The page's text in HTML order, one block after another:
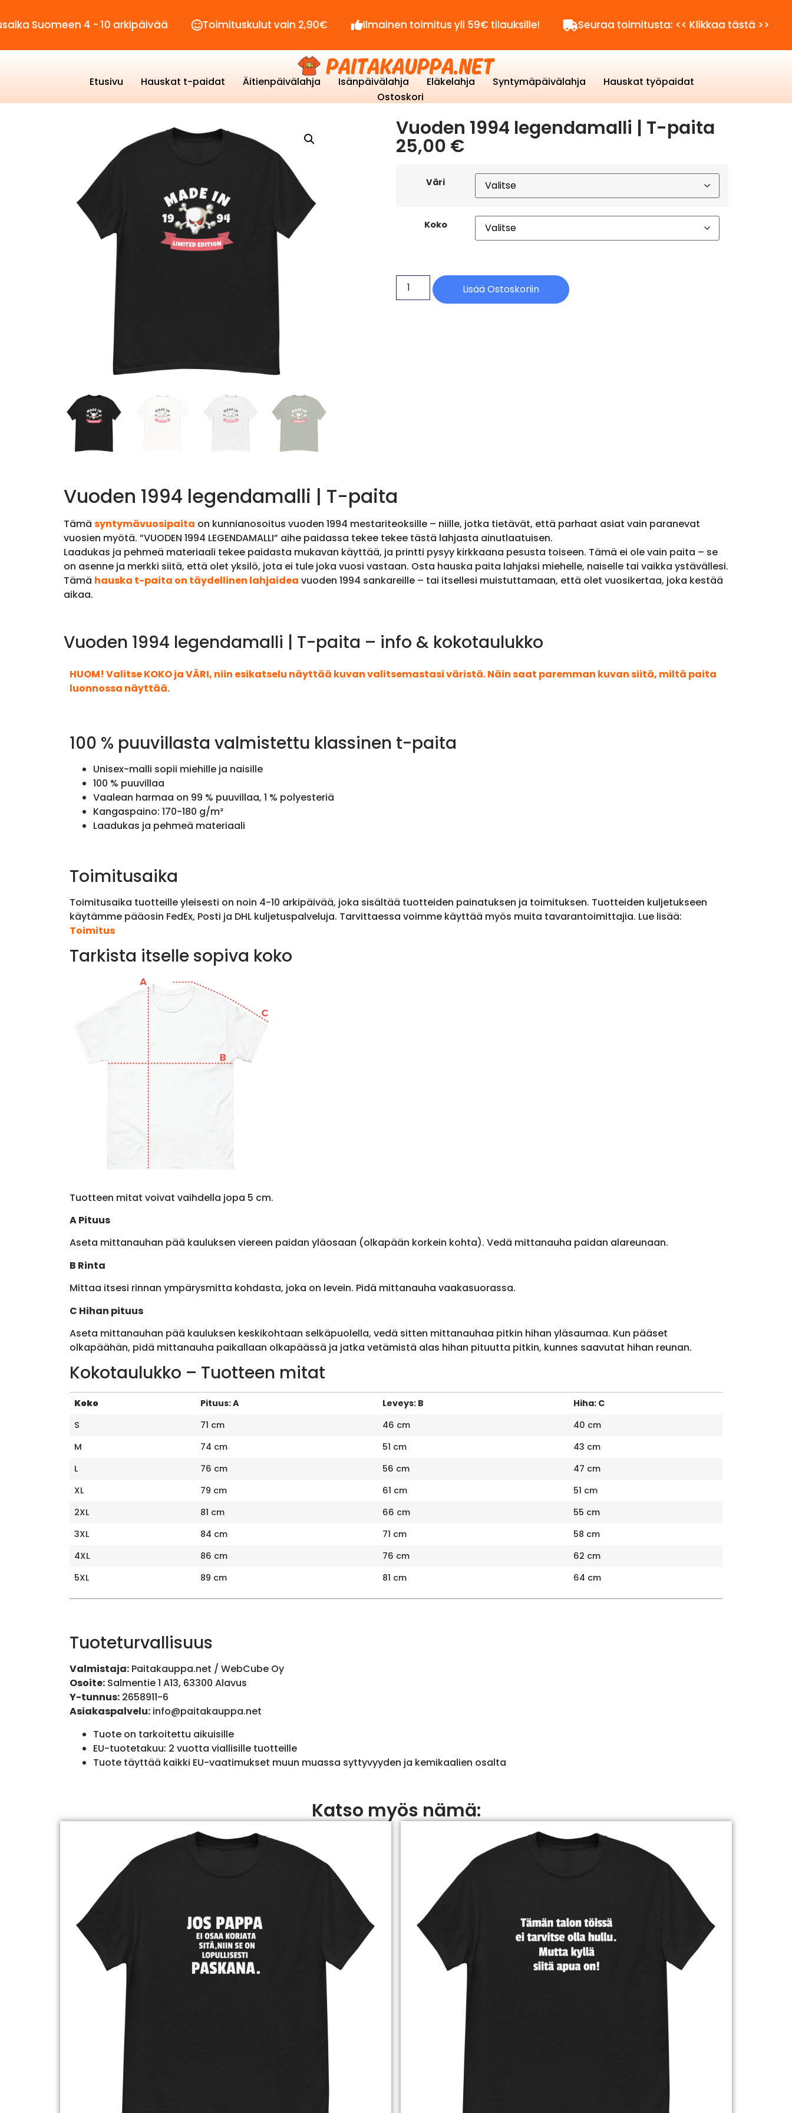
4 - 10 arkipäivää Toimituskulut vain 2,90€ Ilmainen toimitus yli 59€ tilauksille! Seuraa toimitusta: << Klikkaa tästä >>
Etusivu Hauskat t-paidat Äitienpäivälahja Isänpäivälahja Eläkelahja Syntymäpäivälahja
Hauskat työpaidat
Ostoskori
Vuoden 1994 legendamalli | T-paita
25,00 €
Väri
Koko
Lisää Ostoskoriin
Vuoden 1994 legendamalli | T-paita
Tämä syntymävuosipaita on kunnianosoitus vuoden 1994 mestariteoksille – niille, jotka tietävät, että parhaat asiat vain paranevat
vuosien myötä. ”VUODEN 1994 LEGENDAMALLI” aihe paidassa tekee tekee tästä lahjasta ainutlaatuisen.
Laadukas ja pehmeä materiaali tekee paidasta mukavan käyttää, ja printti pysyy kirkkaana pesusta toiseen. Tämä ei ole vain paita – se
on asenne ja merkki siitä, että olet yksilö, jota ei tule joka vuosi vastaan. Osta hauska paita lahjaksi miehelle, naiselle tai vaikka ystävällesi.
Tämä hauska t-paita on täydellinen lahjaidea vuoden 1994 sankareille – tai itsellesi muistuttamaan, että olet vuosikertaa, joka kestää
aikaa.
Vuoden 1994 legendamalli | T-paita – info & kokotaulukko
HUOM! Valitse KOKO ja VÄRI, niin esikatselu näyttää kuvan valitsemastasi väristä. Näin saat paremman kuvan siitä, miltä paita
luonnossa näyttää.
100 % puuvillasta valmistettu klassinen t-paita
Unisex-malli sopii miehille ja naisille
100 % puuvillaa
Vaalean harmaa on 99 % puuvillaa, 1 % polyesteriä
Kangaspaino: 170-180 g/m²
Laadukas ja pehmeä materiaali
Toimitusaika
Toimitusaika tuotteille yleisesti on noin 4-10 arkipäivää, joka sisältää tuotteiden painatuksen ja toimituksen. Tuotteiden kuljetukseen
käytämme pääosin FedEx, Posti ja DHL kuljetuspalveluja. Tarvittaessa voimme käyttää myös muita tavarantoimittajia. Lue lisää:
Toimitus
Tarkista itselle sopiva koko
Tuotteen mitat voivat vaihdella jopa 5 cm.
A Pituus
Aseta mittanauhan pää kauluksen viereen paidan yläosaan (olkapään korkein kohta). Vedä mittanauha paidan alareunaan.
B Rinta
Mittaa itsesi rinnan ympärysmitta kohdasta, joka on levein. Pidä mittanauha vaakasuorassa.
C Hihan pituus
Aseta mittanauhan pää kauluksen keskikohtaan selkäpuolella, vedä sitten mittanauhaa pitkin hihan yläsaumaa. Kun pääset
olkapäähän, pidä mittanauha paikallaan olkapäässä ja jatka vetämistä alas hihan pituutta pitkin, kunnes saavutat hihan reunan.
Kokotaulukko – Tuotteen mitat
Koko Pituus: A Leveys: B
Hiha: C
S
71 cm 46 cm
40 cm
M
74 cm 51 cm
43 cm
L
76 cm 56 cm
47 cm
XL
79 cm 61 cm
51 cm
2XL
81 cm 66 cm
55 cm
3XL
84 cm 71 cm
58 cm
4XL
86 cm 76 cm
62 cm
5XL
89 cm 81 cm 64 cm
Tuoteturvallisuus
Valmistaja:Paitakauppa.net / WebCube Oy
Osoite:Salmentie 1 A13, 63300 Alavus
Y-tunnus:2658911-6
Asiakaspalvelu: info@paitakauppa.net
Tuote on tarkoitettu aikuisille
EU-tuotetakuu: 2 vuotta viallisille tuotteille
Tuote täyttää kaikki EU-vaatimukset muun muassa syttyvyyden ja kemikaalien osalta
Katso myös nämä: